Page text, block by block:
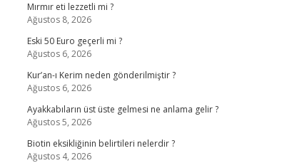
Mırmır eti lezzetli mi ?
Ağustos 8, 2026
Eski 50 Euro geçerli mi ?
Ağustos 6, 2026
Kur’an-ı Kerim neden gönderilmiştir ?
Ağustos 6, 2026
Ayakkabıların üst üste gelmesi ne anlama gelir ?
Ağustos 5, 2026
Biotin eksikliğinin belirtileri nelerdir ?
Ağustos 4, 2026